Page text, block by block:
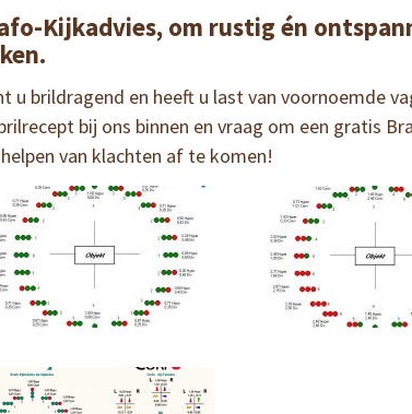
Kijkadvies, om rustig én
u brildragend en heeft u last van voornoemde
bij ons binnen en vraag om een gratis
van klachten af te komen!